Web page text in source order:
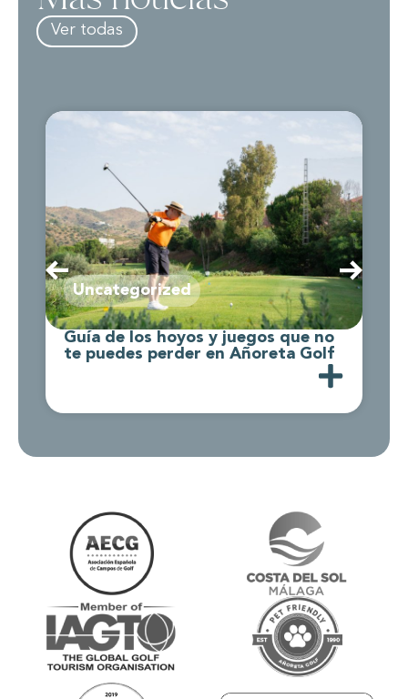
Ver todas
Uncategorized
Guía de los hoyos y juegos que no
te puedes perder en Añoreta Golf